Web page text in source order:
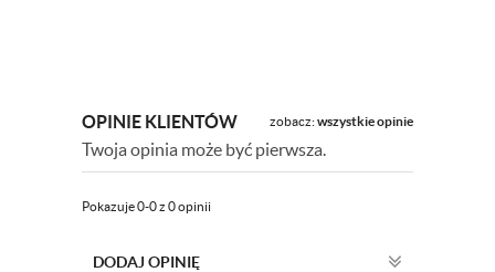
OPINIE KLIENTÓW zobacz:wszystkie opinie
Twoja opinia może być pierwsza.
Pokazuje 0-0 z 0 opinii
DODAJ OPINIĘ